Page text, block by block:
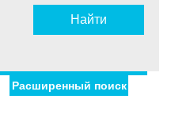
Найти
Дом
Ипотека
Расширенный поиск